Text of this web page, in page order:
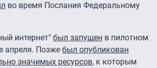
во время Послания Федеральному
интернет" был запущен в пилотном
апреля. Позже был опубликован
значимых ресурсов, к которым